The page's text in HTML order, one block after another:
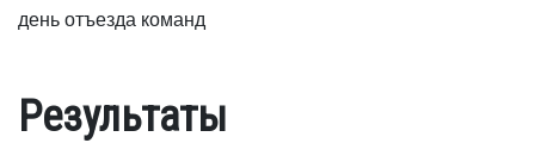
день отъезда команд
Результаты